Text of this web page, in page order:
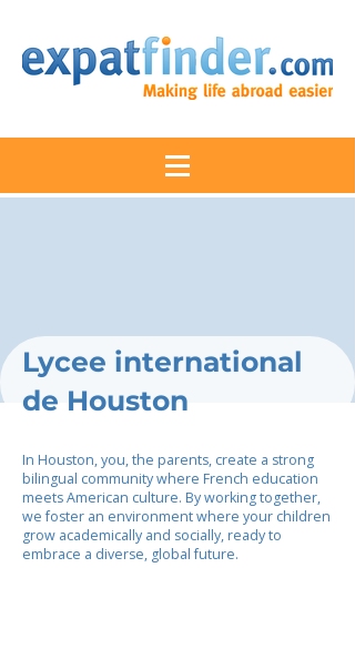
Lycee international
de Houston
In Houston, you, the parents, create a strong
bilingual community where French education
meets American culture. By working together,
we foster an environment where your children
grow academically and socially, ready to
embrace a diverse, global future.